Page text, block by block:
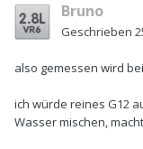
Bruno
Geschrieben
also gemessen wird
ich würde reines G12
Wasser mischen,